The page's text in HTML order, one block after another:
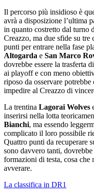
Il percorso più insidioso è
avrà a disposizione l’ultima
in quanto costretto dal turno
Creazzo, ma due sfide su
punti per entrare nella fase
Altogarda e San Marco
dovrebbe essere la trasferta di
ai playoff e con meno
riposo da osservare
impedire al Creazzo di
La trentina Lagorai Wolves
inserirsi nella lotta
Bianchi, ma essendo
complicato il loro possibile
Quattro punti da recuperare
sono davvero tanti,
formazioni di testa, cosa
avverare.
La classifica in DR1